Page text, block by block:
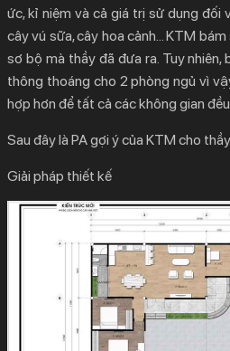
ức, kỉ niệm và cả giá trị sử dụng đối
cây vú sữa, cây hoa cảnh… KTM
sơ bộ mà thầy đã đưa ra. Tuy
thông thoáng cho 2 phòng ngủ vì
hợp hơn để tất cả các không gian
Sau đây là PA gợi ý của KTM cho
Giải pháp thiết kế